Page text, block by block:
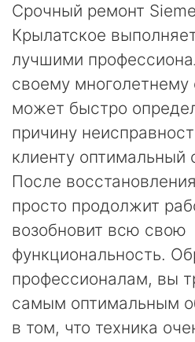
Срочный ремонт
Крылатское
лучшими
своему
может быстро
причину
клиенту оптимальный
После
просто продолжит
возобновит всю свою
функциональность.
профессионалам, вы
самым оптимальным
в том, что техника